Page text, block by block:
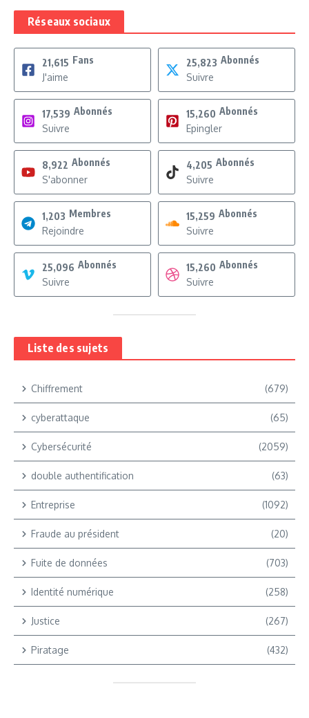
Réseaux sociaux
21,615 Fans
J'aime
25,823 Abonnés
Suivre
17,539 Abonnés
Suivre
15,260 Abonnés
Epingler
8,922 Abonnés
S'abonner
4,205 Abonnés
Suivre
1,203 Membres
Rejoindre
15,259 Abonnés
Suivre
25,096 Abonnés
Suivre
15,260 Abonnés
Suivre
Liste des sujets
Chiffrement (679)
cyberattaque (65)
Cybersécurité (2059)
double authentification (63)
Entreprise (1092)
Fraude au président (20)
Fuite de données (703)
Identité numérique (258)
Justice (267)
Piratage (432)